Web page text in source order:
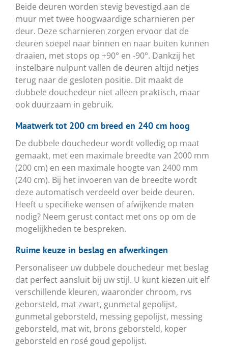
Beide deuren worden stevig bevestigd aan de
muur met twee hoogwaardige scharnieren per
deur. Deze scharnieren zorgen ervoor dat de
deuren soepel naar binnen en naar buiten kunnen
draaien, met stops op +90° en -90°. Dankzij het
instelbare nulpunt vallen de deuren altijd netjes
terug naar de gesloten positie. Dit maakt de
dubbele douchedeur niet alleen praktisch, maar
ook duurzaam in gebruik.
Maatwerk tot 200 cm breed en 240 cm hoog
De dubbele douchedeur wordt volledig op maat
gemaakt, met een maximale breedte van 2000 mm
(200 cm) en een maximale hoogte van 2400 mm
(240 cm). Bij het invoeren van de breedte wordt
deze automatisch verdeeld over beide deuren.
Heeft u specifieke wensen of afwijkende maten
nodig? Neem gerust contact met ons op om de
mogelijkheden te bespreken.
Ruime keuze in beslag en afwerkingen
Personaliseer uw dubbele douchedeur met beslag
dat perfect aansluit bij uw stijl. U kunt kiezen uit elf
verschillende kleuren, waaronder chroom, rvs
geborsteld, mat zwart, gunmetal gepolijst,
gunmetal geborsteld, messing gepolijst, messing
geborsteld, mat wit, brons geborsteld, koper
geborsteld en rosé goud gepolijst.